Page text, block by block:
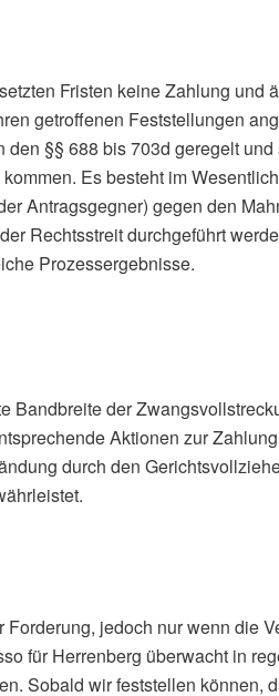
Fristen keine Zahlung
getroffenen Feststellungen
§§ 688 bis 703d geregelt
Es besteht im
Antragsgegner) gegen den
Rechtsstreit durchgeführt
Prozessergebnisse.
Bandbreite der
Aktionen zur
durch den
jedoch nur wenn die
für Herrenberg überwacht in
Sobald wir feststellen